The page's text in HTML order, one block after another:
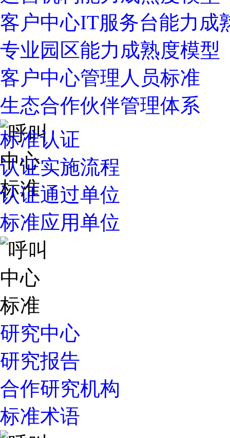
客户中心IT服务台能力成
专业园区能力成熟度模型
客户中心管理人员标准
生态合作伙伴管理体系
标准认证
认证实施流程
认证通过单位
标准应用单位
研究中心
研究报告
合作研究机构
标准术语